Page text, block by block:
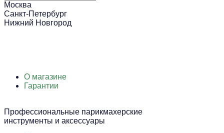
Москва
Санкт-Петербург
Нижний Новгород
О магазине
Гарантии
Профессиональные парикмахерские
инструменты и аксессуары